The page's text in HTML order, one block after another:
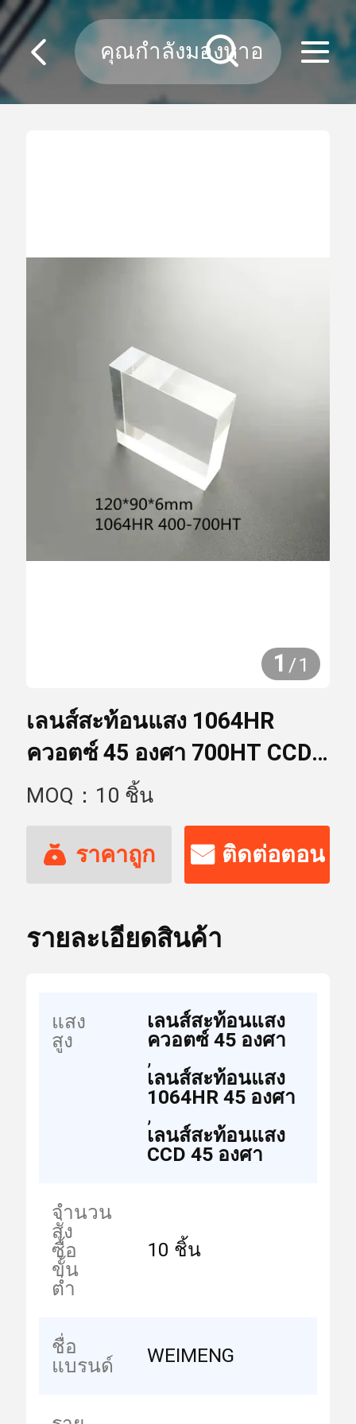
1 /1
เลนส์สะท้อนแสง 1064HR
ควอตซ์ 45 องศา 700HT CCD
Visual Marking
MOQ：10 ชิ้น
ราคาถูก ติดต่อตอน
รายละเอียดสินค้า
แสง
สูง
เลนส์สะท้อนแสง
ควอตซ์ 45 องศา
,
เลนส์สะท้อนแสง
1064HR 45 องศา
,
เลนส์สะท้อนแสง
CCD 45 องศา
จำนวน
สั่ง
ซื้อ
ขั้น
ต่ำ
10 ชิ้น
ชื่อ
แบรนด์
WEIMENG